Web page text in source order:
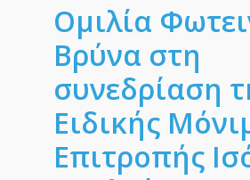
Ομιλία
Βρύνα στη
συνεδρίαση
Ειδικής
Επιτροπής